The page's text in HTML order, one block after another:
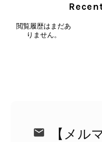
外装内装ともにAランクの商
ットにカビがびっしりと生え
えない状態で、見た瞬間に気
ではなかったため、ショック
で購入することはないですが
閲覧履歴はまだあ
りません。
【メル